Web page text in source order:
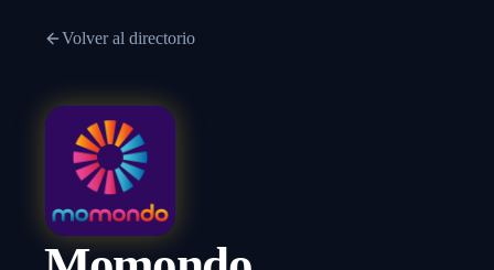
Volver al directorio